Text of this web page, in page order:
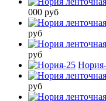
000 руб
руб
руб
руб